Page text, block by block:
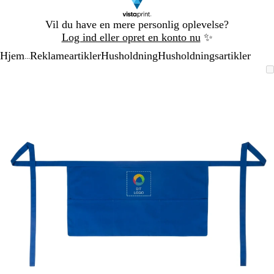
Vil du have en mere personlig oplevelse?
Log ind eller opret en konto nu ✨
1
Hjem ReklameartiklerHusholdningHusholdningsartikler
zoome
og
piletasterne
til